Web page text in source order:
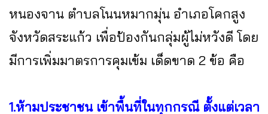
หนองจาน ตำบลโนนหมากมุ่น อำเภอโคกสูง
จังหวัดสระแก้ว เพื่อป้องกันกลุ่มผู้ไม่หวังดี โดย
มีการเพิ่มมาตรการคุมเข้ม เด็ดขาด 2 ข้อ คือ
1.ห้ามประชาชน เข้าพื้นที่ในทุกกรณี ตั้งแต่เวลา